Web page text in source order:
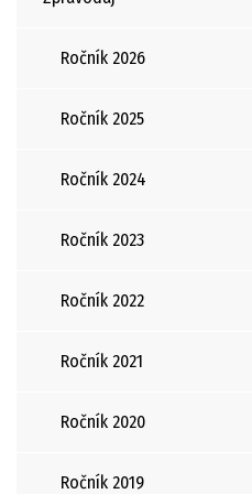
Ročník 2026
Ročník 2025
Ročník 2024
Ročník 2023
Ročník 2022
Ročník 2021
Ročník 2020
Ročník 2019